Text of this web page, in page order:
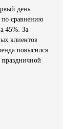
день
по сравнению
45%. За
клиентов
повысился
праздничной